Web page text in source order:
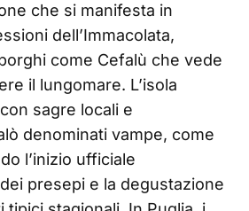
che si manifesta in
dell’Immacolata,
come Cefalù che vede
il lungomare. L’isola
sagre locali e
denominati vampe, come
l’inizio ufficiale
presepi e la degustazione